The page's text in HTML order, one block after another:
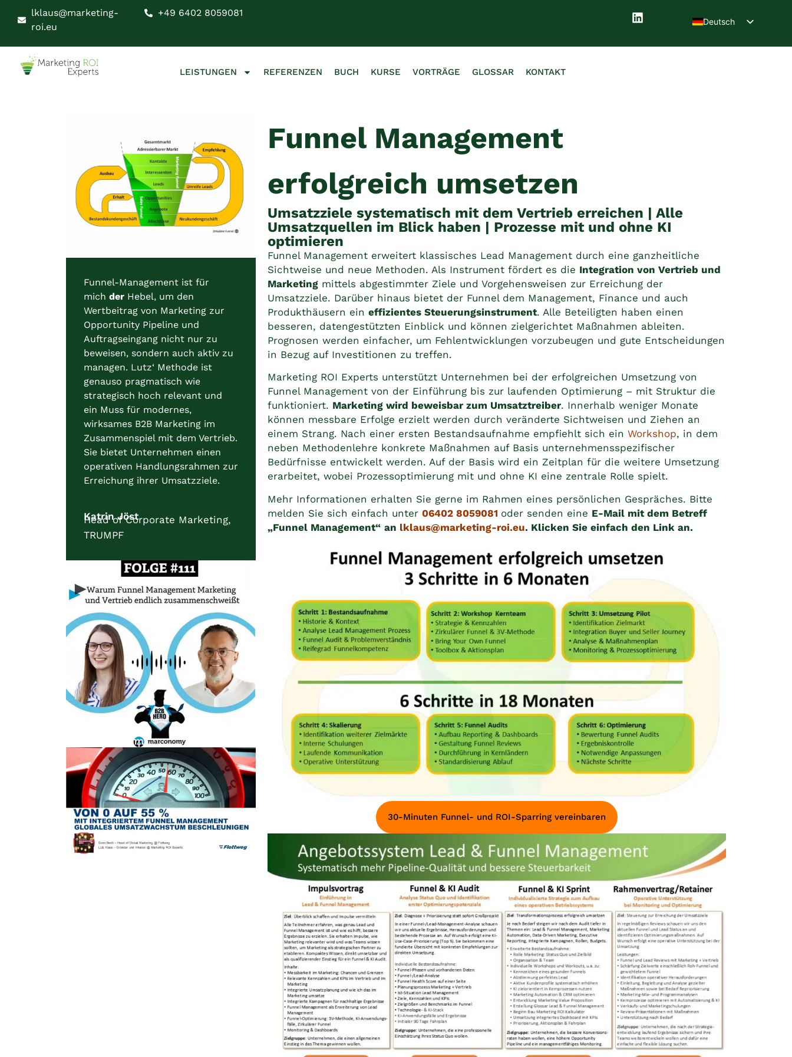
lklaus@marketing-
roi.eu
+49 6402 8059081
Deutsch
LEISTUNGEN REFERENZEN BUCH KURSE VORTRÄGE GLOSSAR KONTAKT
Funnel-Management ist für
mich der Hebel, um den
Wertbeitrag von Marketing zur
Opportunity Pipeline und
Auftragseingang nicht nur zu
beweisen, sondern auch aktiv zu
managen. Lutz‘ Methode ist
genauso pragmatisch wie
strategisch hoch relevant und
ein Muss für modernes,
wirksames B2B Marketing im
Zusammenspiel mit dem Vertrieb.
Sie bietet Unternehmen einen
operativen Handlungsrahmen zur
Erreichung ihrer Umsatzziele.
Katrin Jöst
Head of Corporate Marketing,
TRUMPF
Funnel Management
erfolgreich umsetzen
Umsatzziele systematisch mit dem Vertrieb erreichen | Alle
Umsatzquellen im Blick haben | Prozesse mit und ohne KI
optimieren
Funnel Management erweitert klassisches Lead Management durch eine ganzheitliche
Sichtweise und neue Methoden. Als Instrument fördert es die Integration von Vertrieb und
Marketing mittels abgestimmter Ziele und Vorgehensweisen zur Erreichung der
Umsatzziele. Darüber hinaus bietet der Funnel dem Management, Finance und auch
Produkthäusern ein effizientes Steuerungsinstrument. Alle Beteiligten haben einen
besseren, datengestützten Einblick und können zielgerichtet Maßnahmen ableiten.
Prognosen werden einfacher, um Fehlentwicklungen vorzubeugen und gute Entscheidungen
in Bezug auf Investitionen zu treffen.
Marketing ROI Experts unterstützt Unternehmen bei der erfolgreichen Umsetzung von
Funnel Management von der Einführung bis zur laufenden Optimierung – mit Struktur die
funktioniert. Marketing wird beweisbar zum Umsatztreiber. Innerhalb weniger Monate
können messbare Erfolge erzielt werden durch veränderte Sichtweisen und Ziehen an
einem Strang. Nach einer ersten Bestandsaufnahme empfiehlt sich ein Workshop, in dem
neben Methodenlehre konkrete Maßnahmen auf Basis unternehmensspezifischer
Bedürfnisse entwickelt werden. Auf der Basis wird ein Zeitplan für die weitere Umsetzung
erarbeitet, wobei Prozessoptimierung mit und ohne KI eine zentrale Rolle spielt.
Mehr Informationen erhalten Sie gerne im Rahmen eines persönlichen Gespräches. Bitte
melden Sie sich einfach unter 06402 8059081 oder senden eine E-Mail mit dem Betreff
„Funnel Management“ an lklaus@marketing-roi.eu. Klicken Sie einfach den Link an.
30-Minuten Funnel- und ROI-Sparring vereinbaren